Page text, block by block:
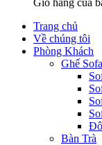
Giỏ hàng của
Trang chủ
Về chúng tôi
Phòng Khách
Ghế Sofa
Bàn Trà